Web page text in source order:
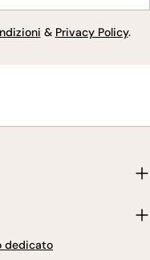
& Privacy Policy.
dedicato